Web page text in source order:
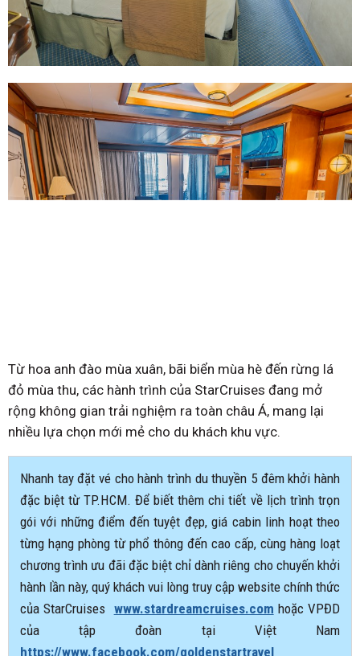
Từ hoa anh đào mùa xuân, bãi biển mùa hè đến rừng lá
đỏ mùa thu, các hành trình của StarCruises đang mở
rộng không gian trải nghiệm ra toàn châu Á, mang lại
nhiều lựa chọn mới mẻ cho du khách khu vực.
Nhanh tay đặt vé cho hành trình du thuyền 5 đêm khởi hành
đặc biệt từ TP.HCM. Để biết thêm chi tiết về lịch trình trọn
gói với những điểm đến tuyệt đẹp, giá cabin linh hoạt theo
từng hạng phòng từ phổ thông đến cao cấp, cùng hàng loạt
chương trình ưu đãi đặc biệt chỉ dành riêng cho chuyến khởi
hành lần này, quý khách vui lòng truy cập website chính thức
của StarCruises www.stardreamcruises.com hoặc VPĐD
của tập đoàn tại Việt Nam
https://www.facebook.com/goldenstartravel